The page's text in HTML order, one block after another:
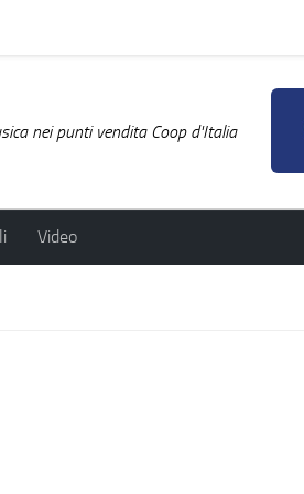
nei punti vendita Coop d'Italia
Video